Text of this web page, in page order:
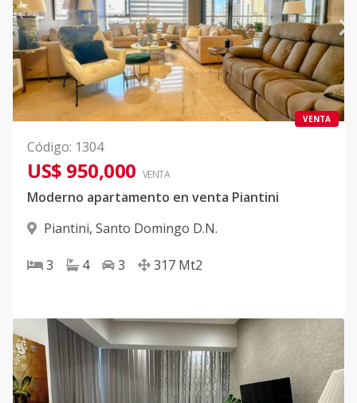
VENTA
Código: 1304
US$ 950,000 VENTA
Moderno apartamento en venta Piantini
Piantini, Santo Domingo D.N.
3 4 3 317 Mt2